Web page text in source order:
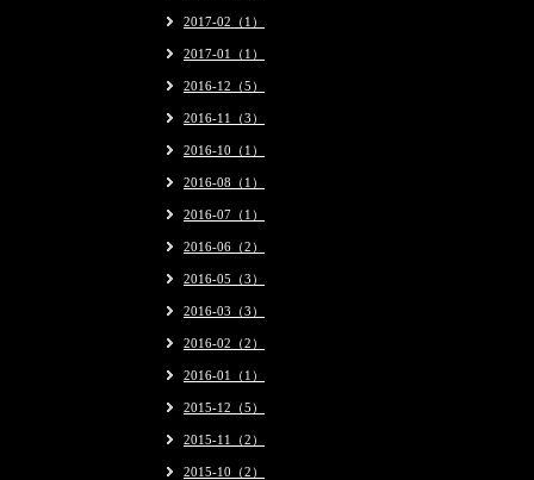
2017-02（1）
2017-01（1）
2016-12（5）
2016-11（3）
2016-10（1）
2016-08（1）
2016-07（1）
2016-06（2）
2016-05（3）
2016-03（3）
2016-02（2）
2016-01（1）
2015-12（5）
2015-11（2）
2015-10（2）